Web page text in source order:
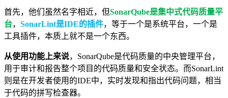
首先，他们虽然名字相近，但SonarQube是集中式代码质量平
台， SonarLint是IDE的插件，等于一个是系统平台，一个是
工具插件，本质上就不是一个东西。
从使用功能上来说， SonarQube是代码质量的中央管理平台，
用于审计和报告整个项目的代码质量和安全状态。而SonarLint
则是在开发者使用的IDE中，实时发现和指出代码问题，相当
于代码的拼写检查器。